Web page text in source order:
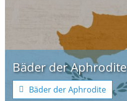
Bäder der Aphrodite
Bäder der Aphrodite